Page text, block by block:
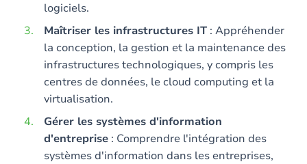
logiciels.
Maîtriser les infrastructures IT : Appréhender
la conception, la gestion et la maintenance des
infrastructures technologiques, y compris les
centres de données, le cloud computing et la
virtualisation.
Gérer les systèmes d'information
d'entreprise : Comprendre l'intégration des
systèmes d'information dans les entreprises,